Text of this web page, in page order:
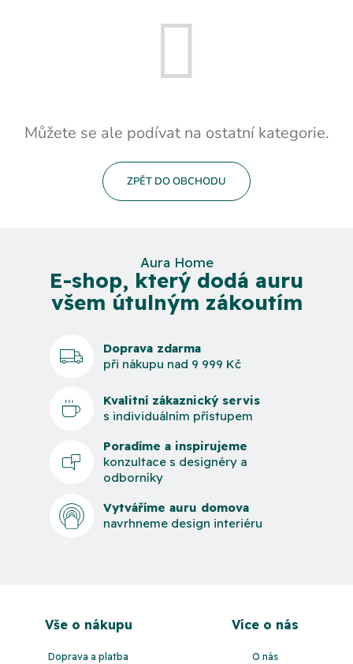
Můžete se ale podívat na ostatní kategorie.
ZPĚT DO OBCHODU
Aura Home
E-shop, který dodá auru
všem útulným zákoutím
Doprava zdarma
při nákupu nad 9 999 Kč
Kvalitní zákaznický servis
s individuálním přístupem
Poradíme a inspirujeme
konzultace s designéry a
odborníky
Vytváříme auru domova
navrhneme design interiéru
Vše o nákupu
Doprava a platba
Více o nás
O nás